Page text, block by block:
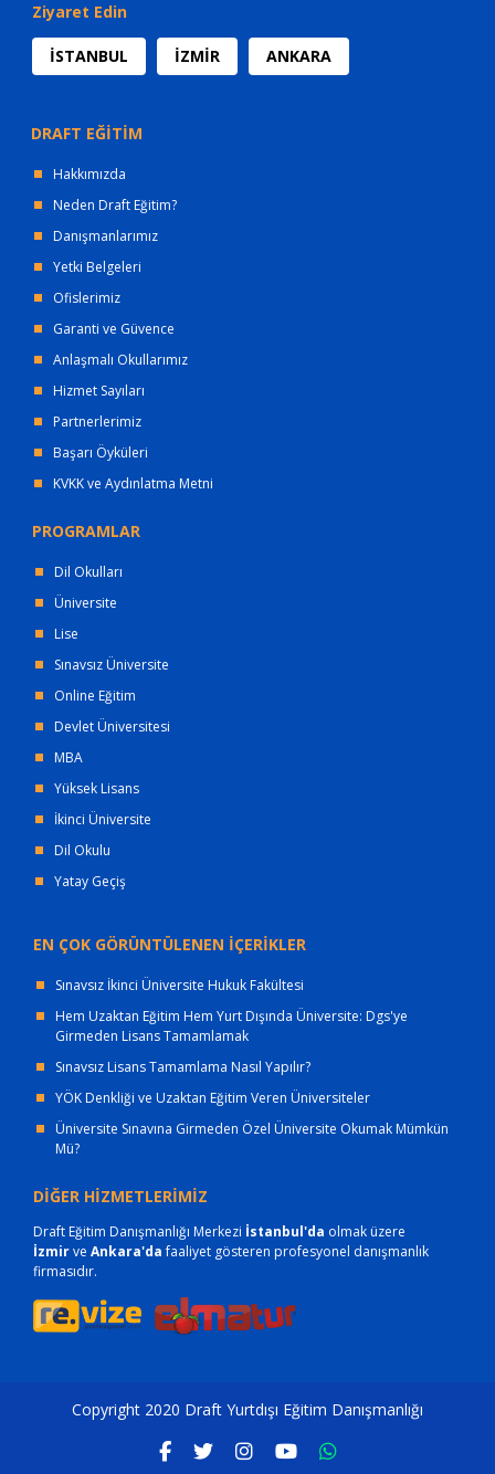
Ziyaret Edin
İSTANBUL İZMİR ANKARA
DRAFT EĞİTİM
Hakkımızda
Neden Draft Eğitim?
Danışmanlarımız
Yetki Belgeleri
Ofislerimiz
Garanti ve Güvence
Anlaşmalı Okullarımız
Hizmet Sayıları
Partnerlerimiz
Başarı Öyküleri
KVKK ve Aydınlatma Metni
PROGRAMLAR
Dil Okulları
Üniversite
Lise
Sınavsız Üniversite
Online Eğitim
Devlet Üniversitesi
MBA
Yüksek Lisans
İkinci Üniversite
Dil Okulu
Yatay Geçiş
EN ÇOK GÖRÜNTÜLENEN İÇERİKLER
Sınavsız İkinci Üniversite Hukuk Fakültesi
Hem Uzaktan Eğitim Hem Yurt Dışında Üniversite: Dgs'ye
Girmeden Lisans Tamamlamak
Sınavsız Lisans Tamamlama Nasıl Yapılır?
YÖK Denkliği ve Uzaktan Eğitim Veren Üniversiteler
Üniversite Sınavına Girmeden Özel Üniversite Okumak Mümkün
Mü?
DİĞER HİZMETLERİMİZ
Draft Eğitim Danışmanlığı Merkezi İstanbul'da olmak üzere
İzmirve Ankara'dafaaliyet gösteren profesyonel danışmanlık
firmasıdır.
Copyright 2020 Draft Yurtdışı Eğitim Danışmanlığı